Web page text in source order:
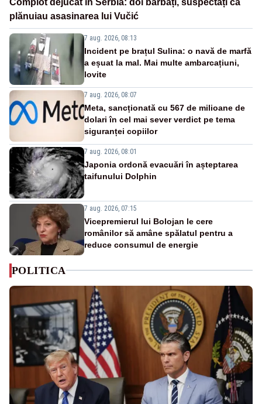
plănuiau asasinarea lui Vučić
7 aug. 2026, 08:13
Incident pe brațul Sulina: o navă de marfă
a eșuat la mal. Mai multe ambarcațiuni,
lovite
7 aug. 2026, 08:07
Meta, sancționată cu 567 de milioane de
dolari în cel mai sever verdict pe tema
siguranței copiilor
7 aug. 2026, 08:01
Japonia ordonă evacuări în așteptarea
taifunului Dolphin
7 aug. 2026, 07:15
Vicepremierul lui Bolojan le cere
românilor să amâne spălatul pentru a
reduce consumul de energie
POLITICA